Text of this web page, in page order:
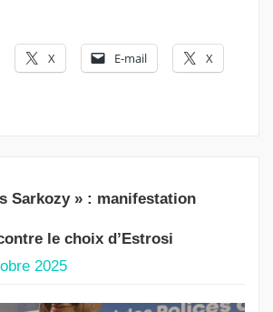
X E-mail X
Sarkozy » : manifestation
le choix d’Estrosi
2025